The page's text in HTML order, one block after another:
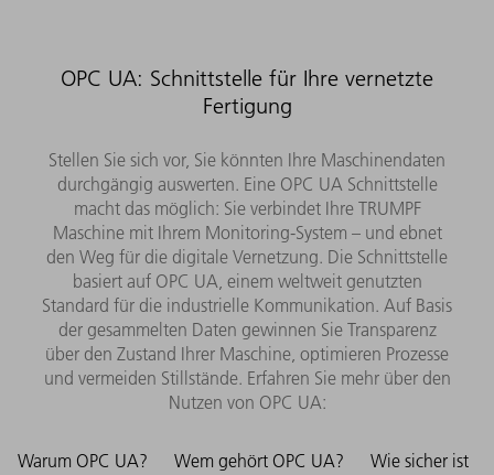
OPC UA: Schnittstelle für Ihre vernetzte
Fertigung
Stellen Sie sich vor, Sie könnten Ihre Maschinendaten
durchgängig auswerten. Eine OPC UA Schnittstelle
macht das möglich: Sie verbindet Ihre TRUMPF
Maschine mit Ihrem Monitoring-System – und ebnet
den Weg für die digitale Vernetzung. Die Schnittstelle
basiert auf OPC UA, einem weltweit genutzten
Standard für die industrielle Kommunikation. Auf Basis
der gesammelten Daten gewinnen Sie Transparenz
über den Zustand Ihrer Maschine, optimieren Prozesse
und vermeiden Stillstände. Erfahren Sie mehr über den
Nutzen von OPC UA:
Warum OPC UA?
Wem gehört OPC UA? Wie sicher ist